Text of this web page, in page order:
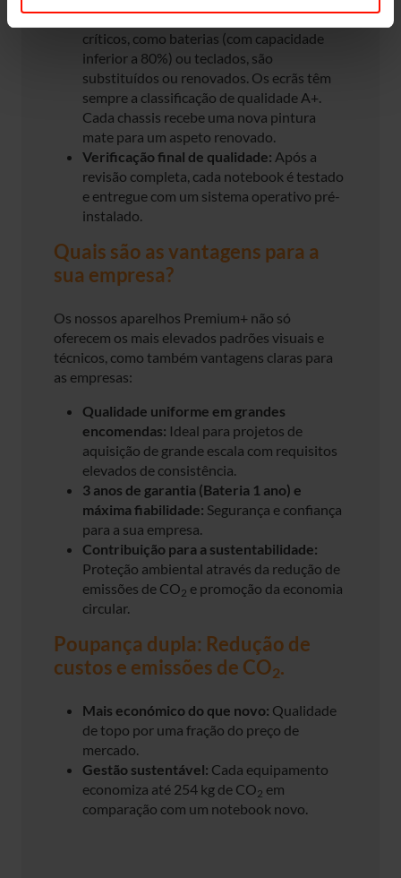
Revisão abrangente:Componentes
críticos, como baterias (com capacidade
inferior a 80%) ou teclados, são
substituídos ou renovados. Os ecrãs têm
sempre a classificação de qualidade A+.
Cada chassis recebe uma nova pintura
mate para um aspeto renovado.
Verificação final de qualidade: Após a
revisão completa, cada notebook é testado
e entregue com um sistema operativo pré-
instalado.
Quais são as vantagens para a
sua empresa?
Os nossos aparelhos Premium+ não só
oferecem os mais elevados padrões visuais e
técnicos, como também vantagens claras para
as empresas:
Qualidade uniforme em grandes
encomendas: Ideal para projetos de
aquisição de grande escala com requisitos
elevados de consistência.
3 anos de garantia (Bateria 1 ano) e
máxima fiabilidade: Segurança e confiança
para a sua empresa.
Contribuição para a sustentabilidade:
Proteção ambiental através da redução de
emissões de CO2 e promoção da economia
circular.
Poupança dupla: Redução de
custos e emissões de CO2.
Mais económico do que novo: Qualidade
de topo por uma fração do preço de
mercado.
Gestão sustentável: Cada equipamento
economiza até 254 kg de CO2 em
comparação com um notebook novo.